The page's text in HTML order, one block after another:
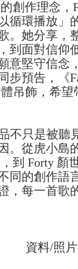
創作理念，
循環播放」
。她分享，
到面對信仰
意堅守信念
步預告，《
吊飾，希
不只是被聽
。從虎小島
到 Forty 顏
同的創作語
，每一首歌
料/照片 :